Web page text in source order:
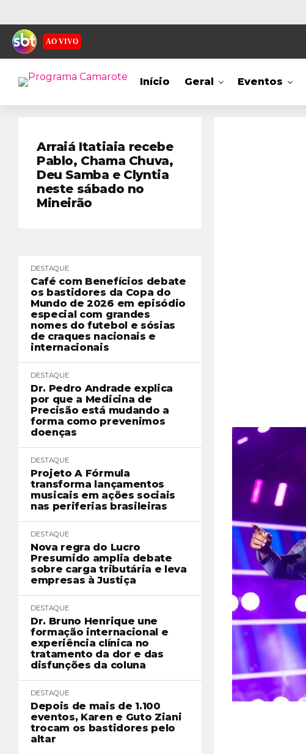
AO VIVO
Início Geral Eventos
Arraiá Itatiaia recebe
Pablo, Chama Chuva,
Deu Samba e Clyntia
neste sábado no
Mineirão
DESTAQUE
Café com Benefícios debate
os bastidores da Copa do
Mundo de 2026 em episódio
especial com grandes
nomes do futebol e sósias
de craques nacionais e
internacionais
DESTAQUE
Dr. Pedro Andrade explica
por que a Medicina de
Precisão está mudando a
forma como prevenimos
doenças
DESTAQUE
Projeto A Fórmula
transforma lançamentos
musicais em ações sociais
nas periferias brasileiras
DESTAQUE
Nova regra do Lucro
Presumido amplia debate
sobre carga tributária e leva
empresas à Justiça
DESTAQUE
Dr. Bruno Henrique une
formação internacional e
experiência clínica no
tratamento da dor e das
disfunções da coluna
DESTAQUE
Depois de mais de 1.100
eventos, Karen e Guto Ziani
trocam os bastidores pelo
altar